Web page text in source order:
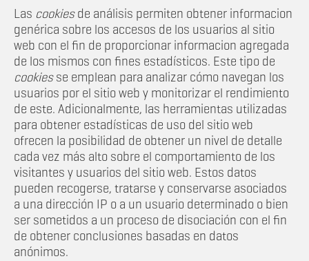
Las cookiesde análisis permiten obtener informacion
genérica sobre los accesos de los usuarios al sitio
web con el fin de proporcionar informacion agregada
de los mismos con fines estadísticos. Este tipo de
cookiesse emplean para analizar cómo navegan los
usuarios por el sitio web y monitorizar el rendimiento
de este. Adicionalmente, las herramientas utilizadas
para obtener estadísticas de uso del sitio web
ofrecen la posibilidad de obtener un nivel de detalle
cada vez más alto sobre el comportamiento de los
visitantes y usuarios del sitio web. Estos datos
pueden recogerse, tratarse y conservarse asociados
a una dirección IP o a un usuario determinado o bien
ser sometidos a un proceso de disociación con el fin
de obtener conclusiones basadas en datos
anónimos.